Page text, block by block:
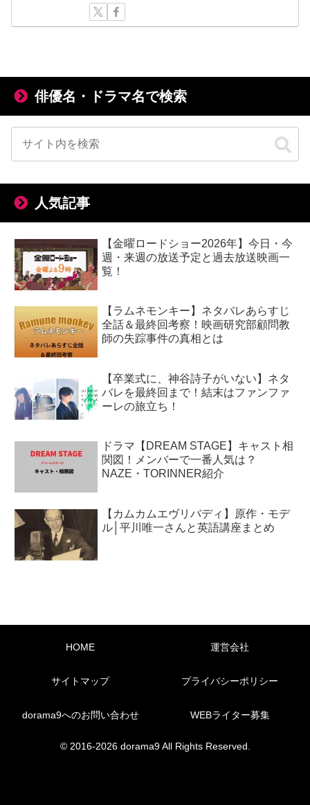
俳優名・ドラマ名で検索
人気記事
【金曜ロードショー2026年】今日・今
週・来週の放送予定と過去放送映画一
覧！
【ラムネモンキー】ネタバレあらすじ
全話＆最終回考察！映画研究部顧問教
師の失踪事件の真相とは
【卒業式に、神谷詩子がいない】ネタ
バレを最終回まで！結末はファンファ
ーレの旅立ち！
ドラマ【DREAM STAGE】キャスト相
関図！メンバーで一番人気は？
NAZE・TORINNER紹介
【カムカムエヴリバディ】原作・モデ
ル│平川唯一さんと英語講座まとめ
HOME 運営会社
サイトマップ プライバシーポリシー
dorama9へのお問い合わせ WEBライター募集
© 2016-2026 dorama9 All Rights Reserved.